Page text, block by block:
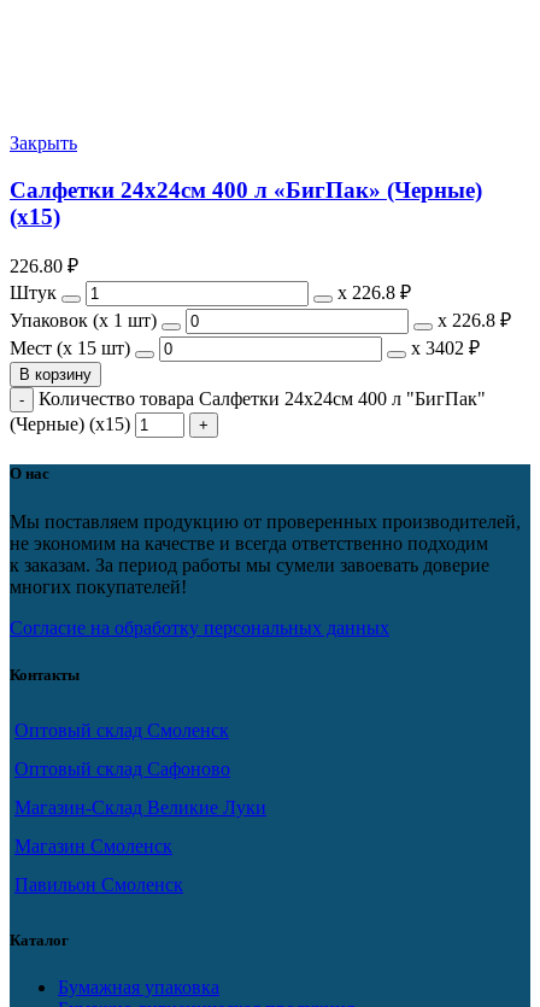
Закрыть
Салфетки 24х24см 400 л «БигПак» (Черные)
(х15)
226.80 ₽
Штук
х 226.8 ₽
Упаковок (x 1 шт)
х 226.8 ₽
Мест (x 15 шт)
х 3402 ₽
В корзину
Количество товара Салфетки 24х24см 400 л "БигПак"
(Черные) (х15)
О нас
Мы поставляем продукцию от проверенных производителей,
не экономим на качестве и всегда ответственно подходим
к заказам. За период работы мы сумели завоевать доверие
многих покупателей!
Согласие на обработку персональных данных
Контакты
Оптовый склад Смоленск
Оптовый склад Сафоново
Магазин-Склад Великие Луки
Магазин Смоленск
Павильон Смоленск
Каталог
Бумажная упаковка